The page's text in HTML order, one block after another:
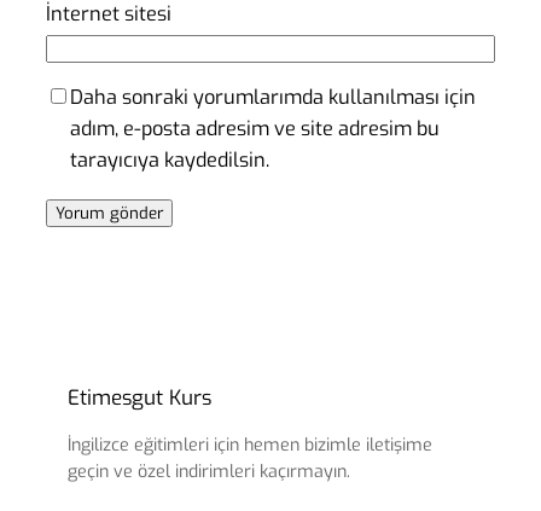
İnternet sitesi
Daha sonraki yorumlarımda kullanılması için
adım, e-posta adresim ve site adresim bu
tarayıcıya kaydedilsin.
Etimesgut Kurs
İngilizce eğitimleri için hemen bizimle iletişime
geçin ve özel indirimleri kaçırmayın.